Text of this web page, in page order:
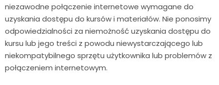
niezawodne połączenie internetowe wymagane do
uzyskania dostępu do kursów i materiałów. Nie ponosimy
odpowiedzialności za niemożność uzyskania dostępu do
kursu lub jego treści z powodu niewystarczającego lub
niekompatybilnego sprzętu użytkownika lub problemów z
połączeniem internetowym.